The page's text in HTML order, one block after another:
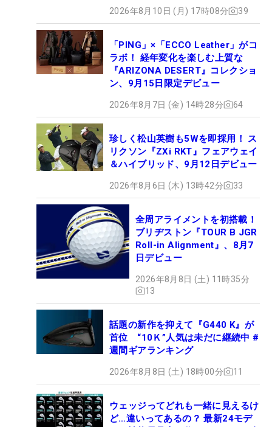
2026年8月10日 (月) 17時08分 39
「PING」×「ECCO Leather」がコ
ラボ！ 経年変化を楽しむ上質な
『ARIZONA DESERT』コレクショ
ン、9月15日限定デビュー
2026年8月7日 (金) 14時28分 64
珍しく松山英樹も5Wを即採用！ ス
リクソン『ZXi RKT』フェアウェイ
＆ハイブリッド、9月12日デビュー
2026年8月6日 (木) 13時42分 33
全周アライメントを初搭載！
ブリヂストン『TOUR B JGR
Roll-in Alignment』、8月7
日デビュー
2026年8月8日 (土) 11時35分
13
話題の新作を抑えて『G440 K』が
首位 “10Ｋ”人気は未だに継続中 #
週間ギアランキング
2026年8月8日 (土) 18時00分 11
ウェッジってどれも一緒に見えるけ
ど…違いってあるの？ 最新24モデ